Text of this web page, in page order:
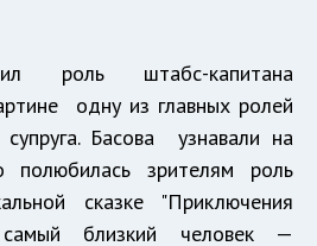
роль штабс-капитана
одну из главных ролей
Басова узнавали на
зрителям роль
сказке "Приключения
близкий человек —